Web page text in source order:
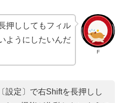
F
押ししてもフィル
ようにしたいんだ
定〕で右Shiftを長押しし